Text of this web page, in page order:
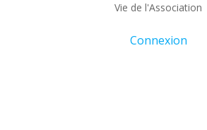
Vie de l'Association
Connexion